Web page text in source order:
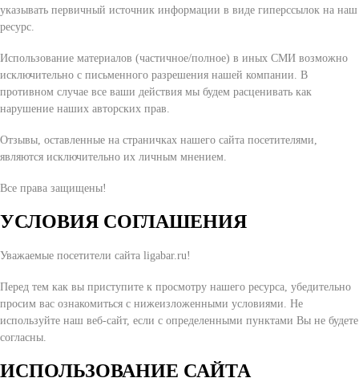
указывать первичный источник информации в виде гиперссылок на наш
ресурс.
Использование материалов (частичное/полное) в иных СМИ возможно
исключительно с письменного разрешения нашей компании. В
противном случае все ваши действия мы будем расценивать как
нарушение наших авторских прав.
Отзывы, оставленные на страничках нашего сайта посетителями,
являются исключительно их личным мнением.
Все права защищены!
УСЛОВИЯ СОГЛАШЕНИЯ
Уважаемые посетители сайта ligabar.ru!
Перед тем как вы приступите к просмотру нашего ресурса, убедительно
просим вас ознакомиться с нижеизложенными условиями. Не
используйте наш веб-сайт, если с определенными пунктами Вы не будете
согласны.
ИСПОЛЬЗОВАНИЕ САЙТА